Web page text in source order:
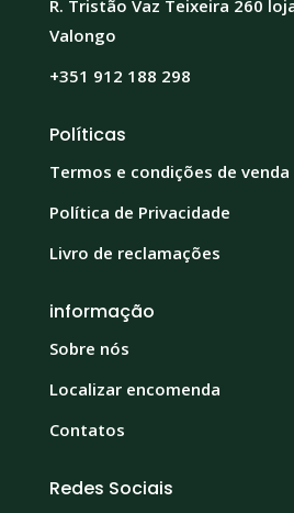
R. Tristão Vaz Teixeira 260
Valongo
+351 912 188 298
Políticas
Termos e condições de venda
Política de Privacidade
Livro de reclamações
informação
Sobre nós
Localizar encomenda
Contatos
Redes Sociais